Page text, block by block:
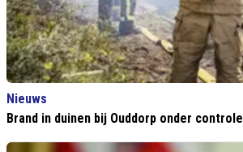
Nieuws
Brand in duinen bij Ouddorp onder controle